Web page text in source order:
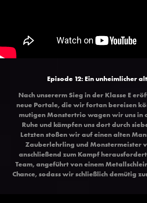
Episode 12: Ein unheimlicher
Nach unsererm Sieg in der Klasse E
neue Portale, die wir fortan bereisen
mutigen Monstertrio wagen wir uns in
Ruhe und kämpfen uns dort durch
Letzten stoßen wir auf einen alten
Zauberlehrling und Monstermeister
anschließend zum Kampf
Team, angeführt von einem
Chance, sodass wir schließlich demütig